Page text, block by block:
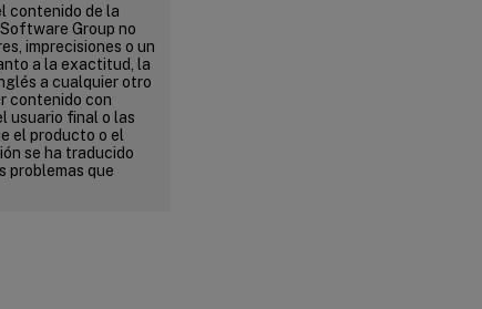
contenido de la
Group no
imprecisiones o un
a la exactitud, la
a cualquier otro
contenido con
usuario final o las
el producto o el
se ha traducido
problemas que